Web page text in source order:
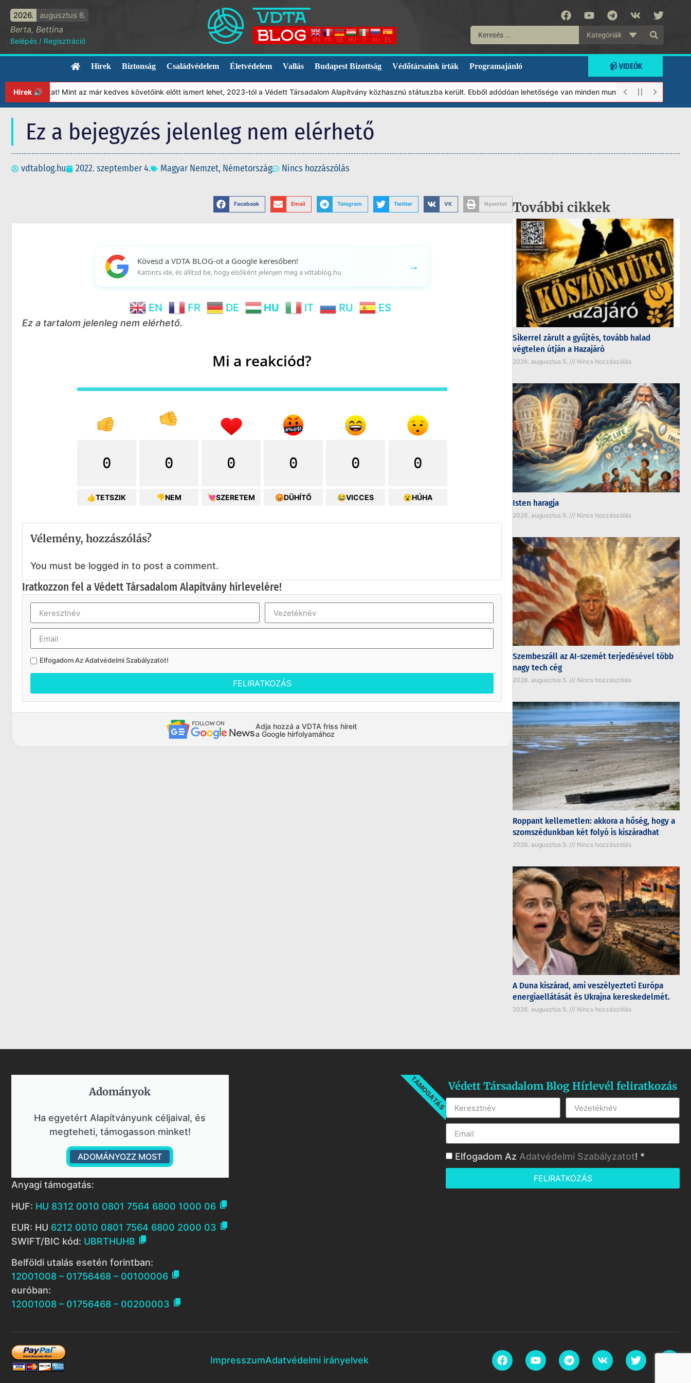
2026. augusztus 6.
Berta, Bettina
Belépés / Regisztráció EN FR DE HU IT RU ES
Kategóriák
Hírek Biztonság Családvédelem Életvédelem Vallás Budapest Bizottság Védőtársaink írták Programajánló 📹 VIDEÓK
Hírek 🔊 Mint az már kedves követőink előtt ismert lehet, 2023-tól a Védett Társadalom Alapítvány közhasznú státuszba került. Ebből adódóan lehetősége van minden munkánkat segíteni
Ez a bejegyzés jelenleg nem elérhető
vdtablog.hu 2022. szeptember 4. Magyar Nemzet, Németország Nincs hozzászólás
Facebook Email Telegram Twitter VK Nyomtat
Kövesd a VDTA BLOG-ot a Google keresőben!
Kattints ide, és állítsd be, hogy elsőként jelenjen meg a vdtablog.hu →
EN FR DE HU IT RU ES
Ez a tartalom jelenleg nem elérhető.
Mi a reakciód?
0
👍TETSZIK
0
👎NEM
0
💘SZERETEM
0
😡DÜHÍTŐ
0
😂VICCES
0
😮HÚHA
Vélemény, hozzászólás?
You must be logged in to post a comment.
Iratkozzon fel a Védett Társadalom Alapítvány hírlevelére!
Elfogadom AzAdatvédelmi Szabályzatot!
FELIRATKOZÁS
Adja hozzá a VDTA friss híreit
a Google hírfolyamához
További cikkek
Sikerrel zárult a gyűjtés, tovább halad
végtelen útján a Hazajáró
2026. augusztus 5. Nincs hozzászólás
Isten haragja
2026. augusztus 5. Nincs hozzászólás
Szembeszáll az AI-szemét terjedésével több
nagy tech cég
2026. augusztus 5. Nincs hozzászólás
Roppant kellemetlen: akkora a hőség, hogy a
szomszédunkban két folyó is kiszáradhat
2026. augusztus 5. Nincs hozzászólás
A Duna kiszárad, ami veszélyezteti Európa
energiaellátását és Ukrajna kereskedelmét.
2026. augusztus 5. Nincs hozzászólás
Adományok​
Ha egyetért Alapítványunk céljaival, és
megteheti, támogasson minket!
ADOMÁNYOZZ MOST
TÁMOGATÁS
Anyagi támogatás:
HUF: HU 8312 0010 0801 7564 6800 1000 06 
EUR: HU 6212 0010 0801 7564 6800 2000 03 
SWIFT/BIC kód: UBRTHUHB 
Belföldi utalás esetén forintban:
12001008 – 01756468 – 00100006 
euróban:
12001008 – 01756468 – 00200003 
Védett Társadalom Blog Hírlevél feliratkozás
Elfogadom Az Adatvédelmi Szabályzatot! *
FELIRATKOZÁS
ImpresszumAdatvédelmi irányelvek